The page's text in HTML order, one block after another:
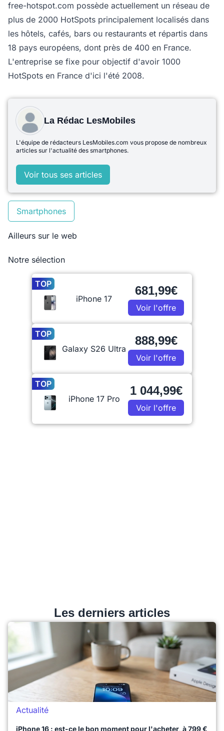
free-hotspot.com possède actuellement un réseau de
plus de 2000 HotSpots principalement localisés dans
les hôtels, cafés, bars ou restaurants et répartis dans
18 pays européens, dont près de 400 en France.
L'entreprise se fixe pour objectif d'avoir 1000
HotSpots en France d'ici l'été 2008.
La Rédac LesMobiles
L'équipe de rédacteurs LesMobiles.com vous propose de nombreux
articles sur l'actualité des smartphones.
Voir tous ses articles
Smartphones
Ailleurs sur le web
Notre sélection
TOP
iPhone 17
681,99€
Voir l'offre
TOP
Galaxy S26 Ultra
888,99€
Voir l'offre
TOP
iPhone 17 Pro
1 044,99€
Voir l'offre
Les derniers articles
Actualité
iPhone 16 : est-ce le bon moment pour l'acheter, à 799 €